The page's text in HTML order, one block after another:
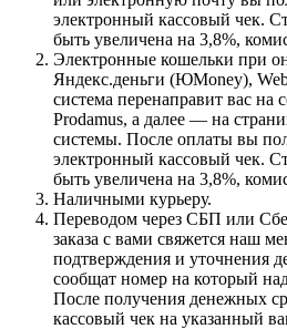
электронный кассовый чек.
быть увеличена на 3,8%,
Электронные кошельки при
Яндекс.деньги (ЮMoney),
система перенаправит вас на
Prodamus, а далее — на
системы. После оплаты вы
электронный кассовый чек.
быть увеличена на 3,8%,
Наличными курьеру.
Переводом через СБП или
заказа с вами свяжется наш
подтверждения и уточнения
сообщат номер на который
После получения денежных
кассовый чек на указанный